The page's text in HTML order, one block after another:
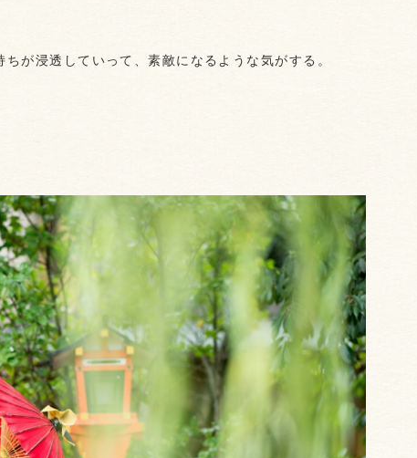
が浸透していって、素敵になるような気がする。